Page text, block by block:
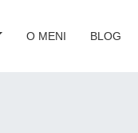
O MENI BLOG